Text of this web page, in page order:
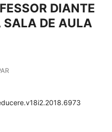
DIANTE
SALA DE AULA